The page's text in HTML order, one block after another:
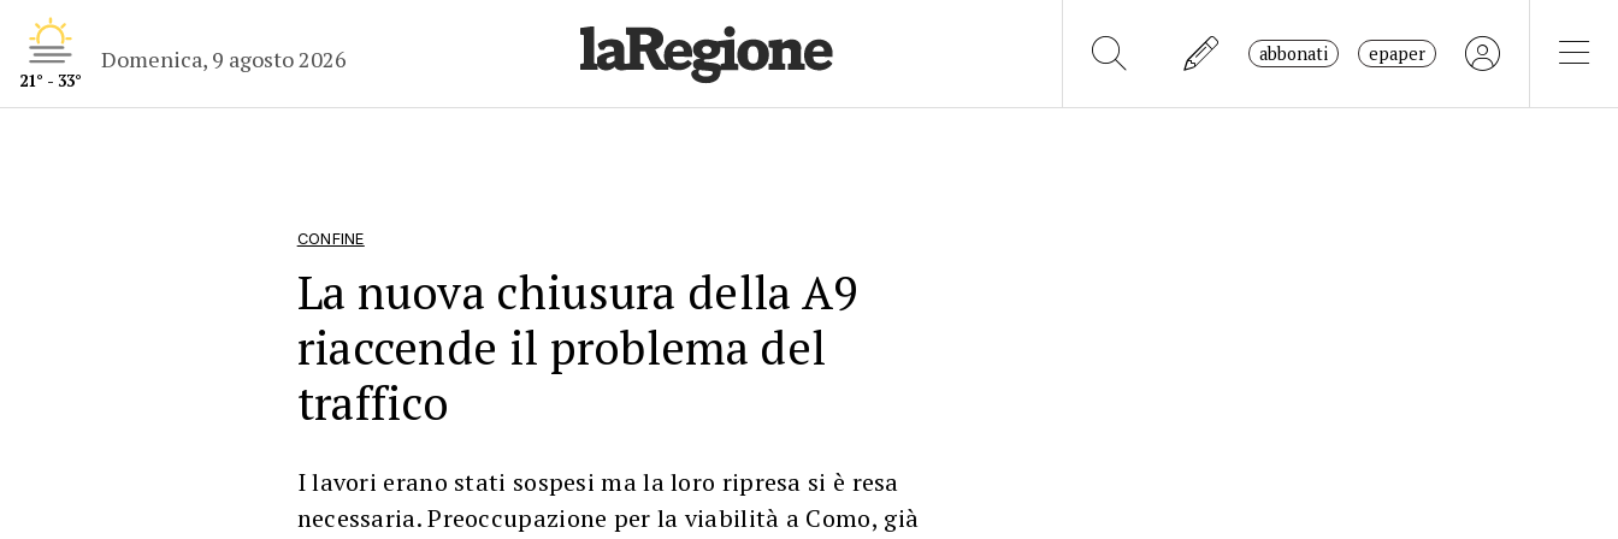
21° - 33°
Domenica, 9 agosto 2026 abbonati epaper
CONFINE
La nuova chiusura della A9
riaccende il problema del
traffico
I lavori erano stati sospesi ma la loro ripresa si è resa
necessaria. Preoccupazione per la viabilità a Como, già